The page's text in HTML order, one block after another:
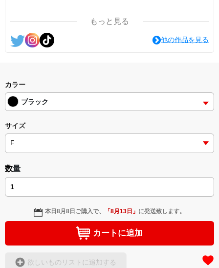
＜著者:作詞/挿画作成＞ 凛々風 猛 -リリカゼタケル
☆本作品内で表現されている作詞20曲も掲載.
日本語版: https://amzn.asia/d/1pxD3g4
▶︎小説 [弛まぬ言霊] -挿画&グッズカタログ
<作品情報:配信中.> -Thank you for your time.
＿＿＿＿＿＿＿＿＿＿＿＿＿＿＿＿＿＿＿＿＿＿
＜著者 : 作詞＞ 凛々風 猛 -リリカゼタケル
日本語版: https://amzn.asia/d/ipdf8cX
英語版: https://amzn.asia/d/1nwVIb6
▶︎弛まぬ言霊[+挿画50作品版]
＜著者: 作詞/挿画作成＞ 凛々風 猛 -リリカゼタケル
日本語版: https://amzn.asia/d/3czgKs8
英語版: https://amzn.asia/d/bpIME7s
▶︎弛まぬ言霊 <+挿画/スケッチ&塗り絵ver.版>
-ロードムービー系ミュージカル小説 +作詞20曲
+挿画スケッチスタイル&塗り絵バージョン-
＜著者/小説:作詞:挿画作成＞
凛々風 猛-リリカゼタケル
もっと見る
他の作品を見る
カラー
ブラック
サイズ
数量
本日8月8日 ご購入で、 「8月13日 」 に発送致します。
カートに追加
欲しいものリストに追加する